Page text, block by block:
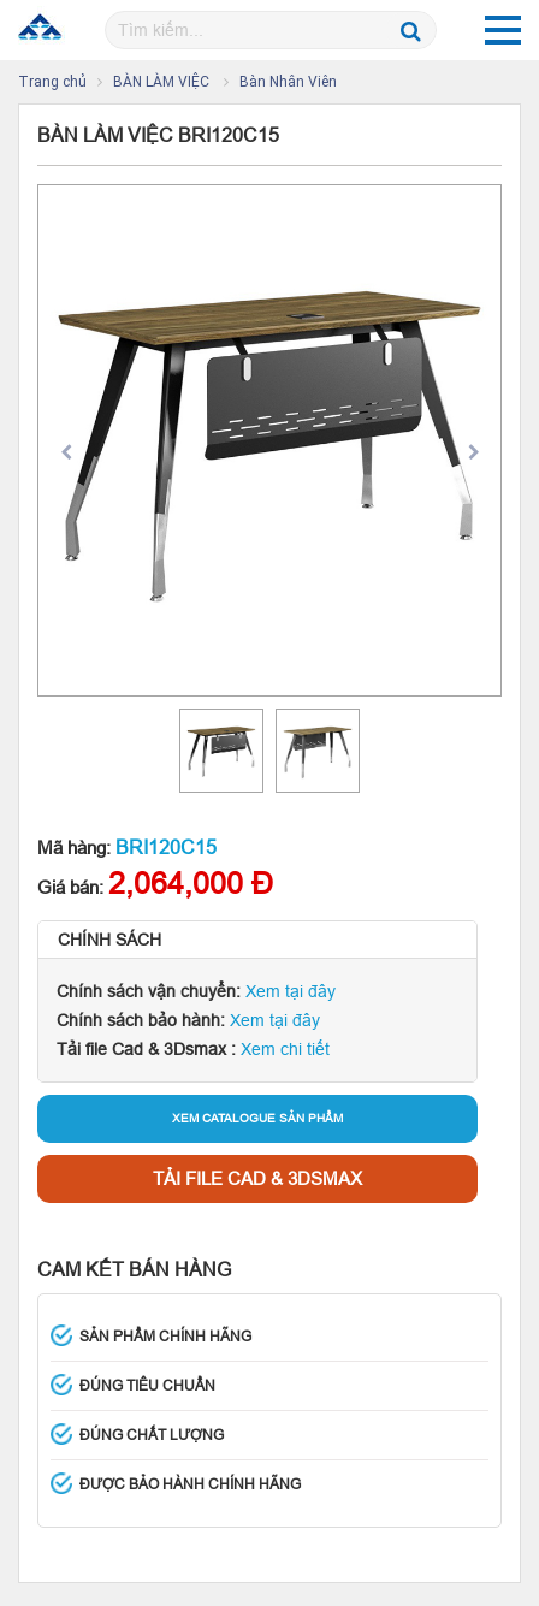
Trang chủ BÀN LÀM VIỆC Bàn Nhân Viên
BÀN LÀM VIỆC BRI120C15
Mã hàng: BRI120C15
Giá bán: 2,064,000 Đ
CHÍNH SÁCH
Chính sách vận chuyển: Xem tại đây
Chính sách bảo hành: Xem tại đây
Tải file Cad & 3Dsmax : Xem chi tiết
XEM CATALOGUE SẢN PHẨM
TẢI FILE CAD & 3DSMAX
CAM KẾT BÁN HÀNG
SẢN PHẨM CHÍNH HÃNG
ĐÚNG TIÊU CHUẨN
ĐÚNG CHẤT LƯỢNG
ĐƯỢC BẢO HÀNH CHÍNH HÃNG